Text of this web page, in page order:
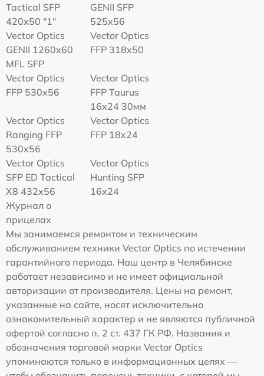
Tactical SFP
420x50 "1"
GENII SFP
525x56
Vector Optics
GENII 1260x60
MFL SFP
Vector Optics
FFP 318x50
Vector Optics
FFP 530x56
Vector Optics
FFP Taurus
16x24 30мм
Vector Optics
Ranging FFP
530x56
Vector Optics
FFP 18x24
Vector Optics
SFP ED Tactical
X8 432x56
Vector Optics
Hunting SFP
16x24
Журнал о
прицелах
Мы занимаемся ремонтом и техническим
обслуживанием техники Vector Optics по истечении
гарантийного периода. Наш центр в Челябинске
работает независимо и не имеет официальной
авторизации от производителя. Цены на ремонт,
указанные на сайте, носят исключительно
ознакомительный характер и не являются публичной
офертой согласно п. 2 ст. 437 ГК РФ. Названия и
обозначения торговой марки Vector Optics
упоминаются только в информационных целях —